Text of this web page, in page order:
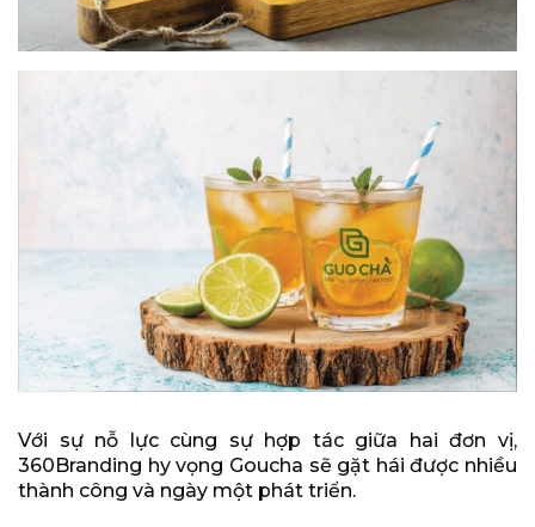
Với sự nỗ lực cùng sự hợp tác giữa hai đơn vị,
360Branding hy vọng Goucha sẽ gặt hái được nhiều
thành công và ngày một phát triển.